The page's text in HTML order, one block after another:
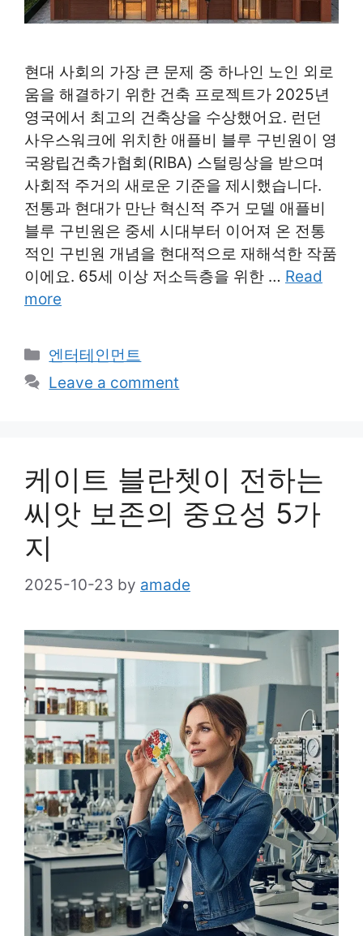
현대 사회의 가장 큰 문제 중 하나인 노인 외로
움을 해결하기 위한 건축 프로젝트가 2025년
영국에서 최고의 건축상을 수상했어요. 런던
사우스워크에 위치한 애플비 블루 구빈원이 영
국왕립건축가협회(RIBA) 스털링상을 받으며
사회적 주거의 새로운 기준을 제시했습니다.
전통과 현대가 만난 혁신적 주거 모델 애플비
블루 구빈원은 중세 시대부터 이어져 온 전통
적인 구빈원 개념을 현대적으로 재해석한 작품
이에요. 65세 이상 저소득층을 위한 … Read
more
Categories
엔터테인먼트
Leave a comment
케이트 블란쳇이 전하는
씨앗 보존의 중요성 5가
지
2025-10-23 by amade